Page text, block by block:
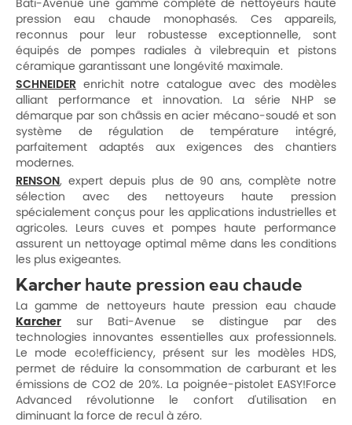
Bati-Avenue une gamme complète de nettoyeurs haute
pression eau chaude monophasés. Ces appareils,
reconnus pour leur robustesse exceptionnelle, sont
équipés de pompes radiales à vilebrequin et pistons
céramique garantissant une longévité maximale.
SCHNEIDER enrichit notre catalogue avec des modèles
alliant performance et innovation. La série NHP se
démarque par son châssis en acier mécano-soudé et son
système de régulation de température intégré,
parfaitement adaptés aux exigences des chantiers
modernes.
RENSON, expert depuis plus de 90 ans, complète notre
sélection avec des nettoyeurs haute pression
spécialement conçus pour les applications industrielles et
agricoles. Leurs cuves et pompes haute performance
assurent un nettoyage optimal même dans les conditions
les plus exigeantes.
Karcher haute pression eau chaude
La gamme de nettoyeurs haute pression eau chaude
Karcher sur Bati-Avenue se distingue par des
technologies innovantes essentielles aux professionnels.
Le mode eco!efficiency, présent sur les modèles HDS,
permet de réduire la consommation de carburant et les
émissions de CO2 de 20%. La poignée-pistolet EASY!Force
Advanced révolutionne le confort d'utilisation en
diminuant la force de recul à zéro.